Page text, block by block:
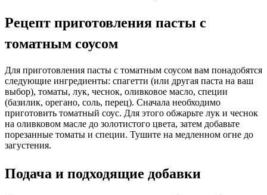
Рецепт приготовления пасты с
томатным соусом
Для приготовления пасты с томатным соусом вам понадобятся
следующие ингредиенты: спагетти (или другая паста на ваш
выбор), томаты, лук, чеснок, оливковое масло, специи
(базилик, орегано, соль, перец). Сначала необходимо
приготовить томатный соус. Для этого обжарьте лук и чеснок
на оливковом масле до золотистого цвета, затем добавьте
порезанные томаты и специи. Тушите на медленном огне до
загустения.
Подача и подходящие добавки